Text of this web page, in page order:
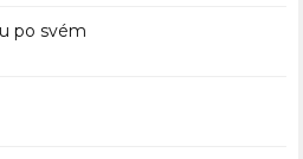
po svém